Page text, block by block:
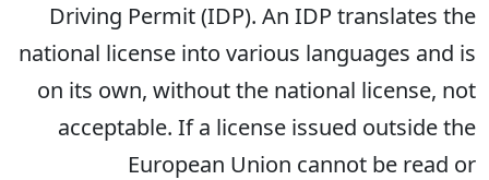
Driving Permit (IDP). An IDP translates the
national license into various languages and is
on its own, without the national license, not
acceptable. If a license issued outside the
European Union cannot be read or